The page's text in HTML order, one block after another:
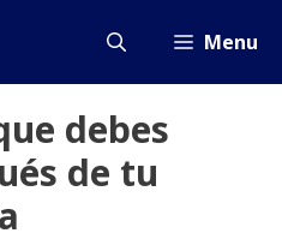
Menu
debes
de tu